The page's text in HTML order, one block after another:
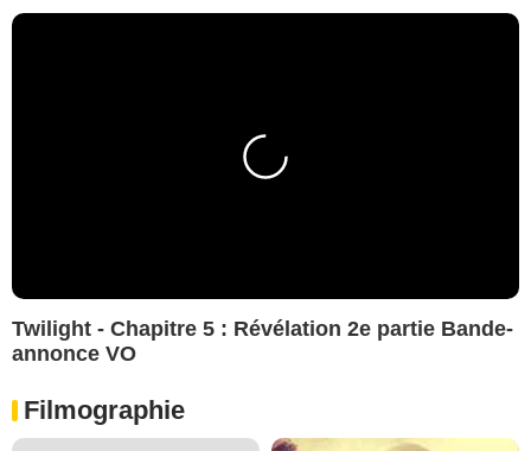
Twilight - Chapitre 5 : Révélation 2e partie Bande-
annonce VO
Filmographie